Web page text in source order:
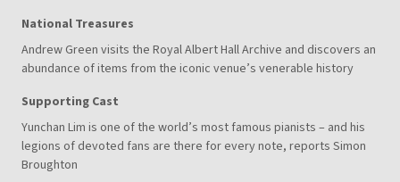
National Treasures
Andrew Green visits the Royal Albert Hall Archive and discovers an
abundance of items from the iconic venue’s venerable history
Supporting Cast
Yunchan Lim is one of the world’s most famous pianists – and his
legions of devoted fans are there for every note, reports Simon
Broughton